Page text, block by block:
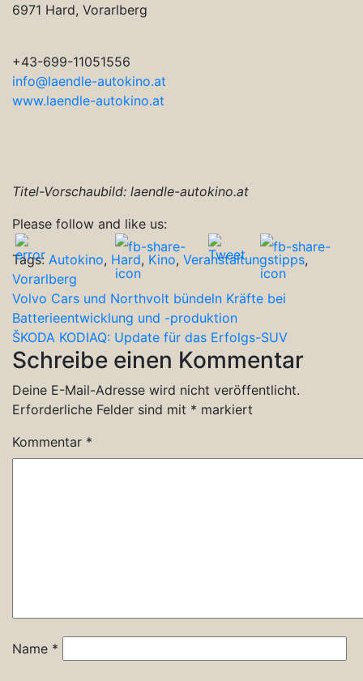
6971 Hard, Vorarlberg
+43-699-11051556
info@laendle-autokino.at
www.laendle-autokino.at
Titel-Vorschaubild: laendle-autokino.at
Please follow and like us:
Tags: Autokino, Hard, Kino, Veranstaltungstipps,
Vorarlberg
Beitragsnavigation
Volvo Cars und Northvolt bündeln Kräfte bei
Batterieentwicklung und -produktion
ŠKODA KODIAQ: Update für das Erfolgs-SUV
Schreibe einen Kommentar
Deine E-Mail-Adresse wird nicht veröffentlicht.
Erforderliche Felder sind mit * markiert
Kommentar *
Name *